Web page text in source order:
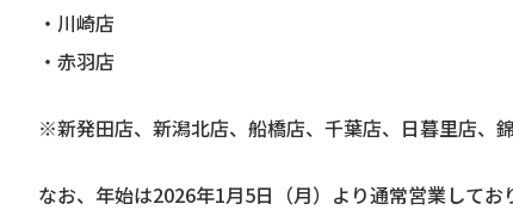
・川崎店
・赤羽店
※新発田店、新潟北店、船橋店、千葉店、日暮里店、
なお、年始は2026年1月5日（月）より通常営業してお